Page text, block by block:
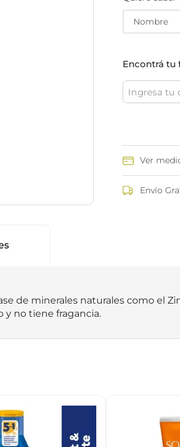
Encontrá tu
Ver
Envío
de minerales naturales como el
y no tiene fragancia.